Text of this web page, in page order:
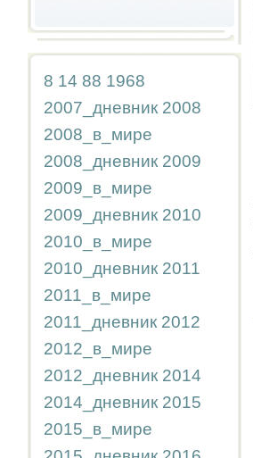
8 14 88 1968
2007_дневник 2008
2008_в_мире
2008_дневник 2009
2009_в_мире
2009_дневник 2010
2010_в_мире
2010_дневник 2011
2011_в_мире
2011_дневник 2012
2012_в_мире
2012_дневник 2014
2014_дневник 2015
2015_в_мире